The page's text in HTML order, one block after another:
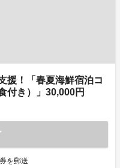
援！「春夏海鮮宿泊コ
付き）」30,000円
を郵送